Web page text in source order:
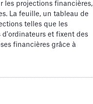
les projections financières,
La feuille, un tableau de
telles que les
et fixent des
financières grâce à